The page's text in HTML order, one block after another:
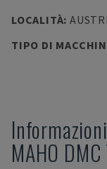
LOCALITÀ:
TIPO DI
MAHO